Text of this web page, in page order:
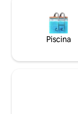
Piscina